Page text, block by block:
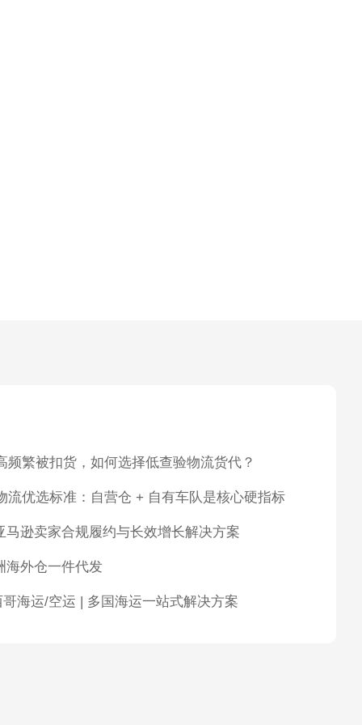
频繁被扣货，如何选择低查验物流货代？
流优选标准：自营仓 + 自有车队是核心硬指标
马逊卖家合规履约与长效增长解决方案
海外仓一件代发
海运/空运 | 多国海运一站式解决方案